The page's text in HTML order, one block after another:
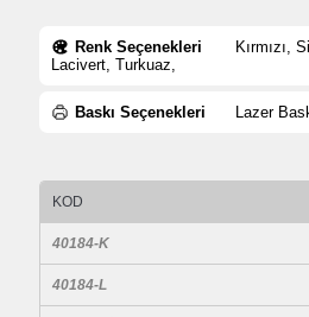
Renk Seçenekleri
Kırmızı,
Lacivert, Turkuaz,
Baskı Seçenekleri Lazer
KOD
40184-K
40184-L